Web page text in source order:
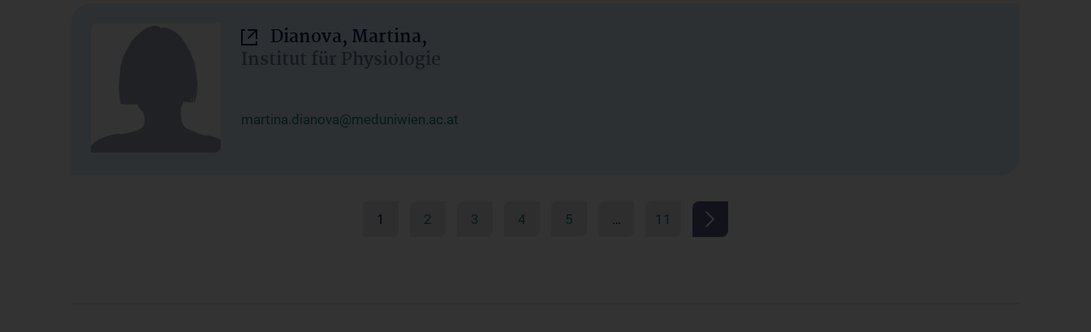
Dianova, Martina,
Institut für Physiologie
martina.dianova@meduniwien.ac.at
1 2 3 4 5 … 11